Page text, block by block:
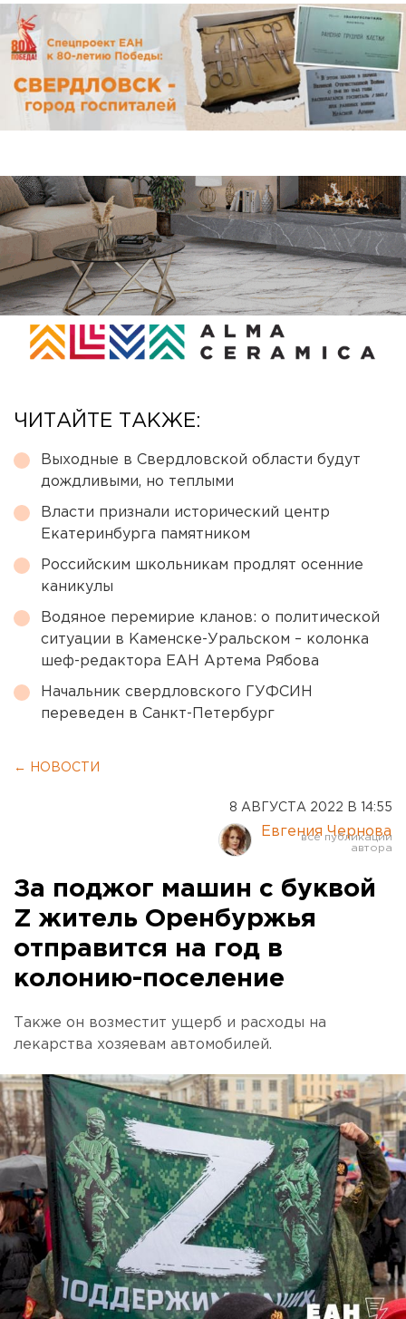
ЧИТАЙТЕ ТАКЖЕ:
Выходные в Свердловской области будут
дождливыми, но теплыми
Власти признали исторический центр
Екатеринбурга памятником
Российским школьникам продлят осенние
каникулы
Водяное перемирие кланов: о политической
ситуации в Каменске-Уральском – колонка
шеф-редактора ЕАН Артема Рябова
Начальник свердловского ГУФСИН
переведен в Санкт-Петербург
← НОВОСТИ
8 АВГУСТА 2022 В 14:55
Евгения Чернова
За поджог машин с буквой
Z житель Оренбуржья
отправится на год в
колонию-поселение
Также он возместит ущерб и расходы на
лекарства хозяевам автомобилей.